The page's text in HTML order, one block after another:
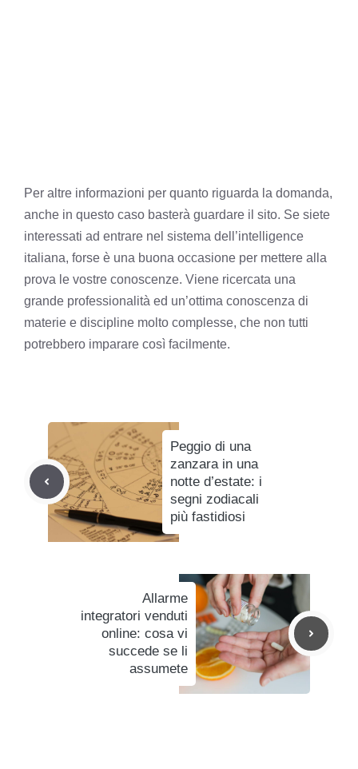
Per altre informazioni per quanto riguarda la domanda,
anche in questo caso basterà guardare il sito. Se siete
interessati ad entrare nel sistema dell’intelligence
italiana, forse è una buona occasione per mettere alla
prova le vostre conoscenze. Viene ricercata una
grande professionalità ed un’ottima conoscenza di
materie e discipline molto complesse, che non tutti
potrebbero imparare così facilmente.
Peggio di una
zanzara in una
notte d’estate: i
segni zodiacali
più fastidiosi
Allarme
integratori venduti
online: cosa vi
succede se li
assumete